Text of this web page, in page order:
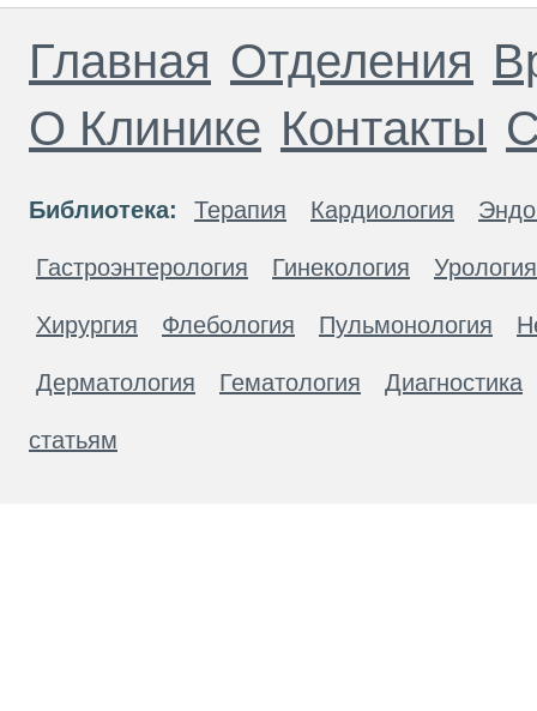
Главная Отделения
О Клинике Контакты
Библиотека: Терапия Кардиология
Гастроэнтерология Гинекология Урология
Хирургия Флебология Пульмонология
Дерматология Гематология Диагностика
статьям